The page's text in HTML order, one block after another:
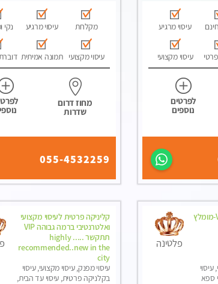
עיסוי מרגיע
עיסוי מקצועי
לפרטים
נוספים
מקלחת עיסוי מרגיע נקי
עיסוי מקצועי תמונה אמיתית
מחוז דרום
שדרות
055-4532259
לעיסוי מרגיע ומפנק VIP-מומלץ
עיסוי
ספא
פלטינה
קליניקה פרטית לעיסוי מקצועי
ואלטרנטיבי ברמה גבוהה VIP
תתקשר ..... highly
recommended..new in the
city
עיסוי מפנק, עיסוי מקצועי, עיסוי
בקלניקה פרטית, עיסוי עד הבית,